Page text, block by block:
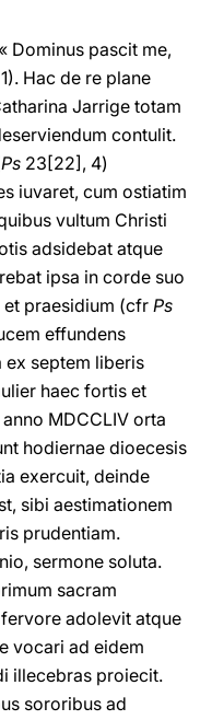
Dominus pascit me,
Hac de re plane
Jarrige totam
contulit.
Ps 23[22], 4)
iuvaret, cum ostiatim
vultum Christi
adsidebat atque
ipsa in corde suo
et praesidium (cfr Ps
effundens
ex septem liberis
haec fortis et
MDCCLIV orta
hodiernae dioecesis
exercuit, deinde
sibi aestimationem
prudentiam.
sermone soluta.
sacram
adolevit atque
vocari ad eidem
illecebras proiecit.
sororibus ad